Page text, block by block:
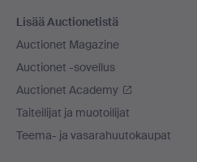
Lisää Auctionetistä
Auctionet Magazine
Auctionet -sovellus
Auctionet Academy
Taiteilijat ja muotoilijat
Teema- ja vasarahuutokaupat